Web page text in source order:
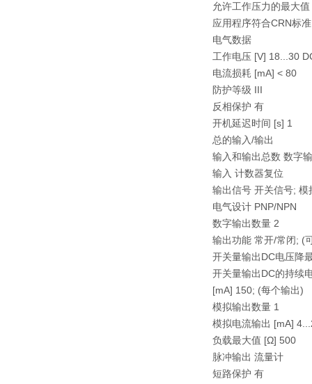
允许工作压力的最大
应用程序符合CRN标
电气数据
工作电压 [V] 18...30
电流损耗 [mA] < 80
防护等级 III
反相保护 有
开机延迟时间 [s] 1
总的输入/输出
输入和输出总数 数字
输入 计数器复位
输出信号 开关信号;
电气设计 PNP/NPN
数字输出数量 2
输出功能 常开/常闭; (
开关量输出DC电压降
开关量输出DC的持续
[mA] 150; (每个输出)
模拟输出数量 1
模拟电流输出 [mA]
负载最大值 [Ω] 500
脉冲输出 流量计
短路保护 有